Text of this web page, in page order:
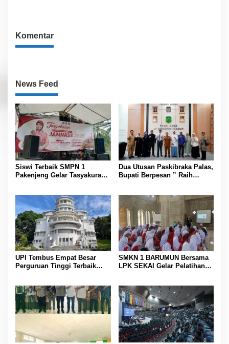
Komentar
News Feed
Siswi Terbaik SMPN 1
Pakenjeng Gelar Tasyakuran
Dua Utusan Paskibraka Palas,
Bupati Berpesan ” Raih
UPI Tembus Empat Besar
Perguruan Tinggi Terbaik
SMKN 1 BARUMUN Bersama
LPK SEKAI Gelar Pelatihan